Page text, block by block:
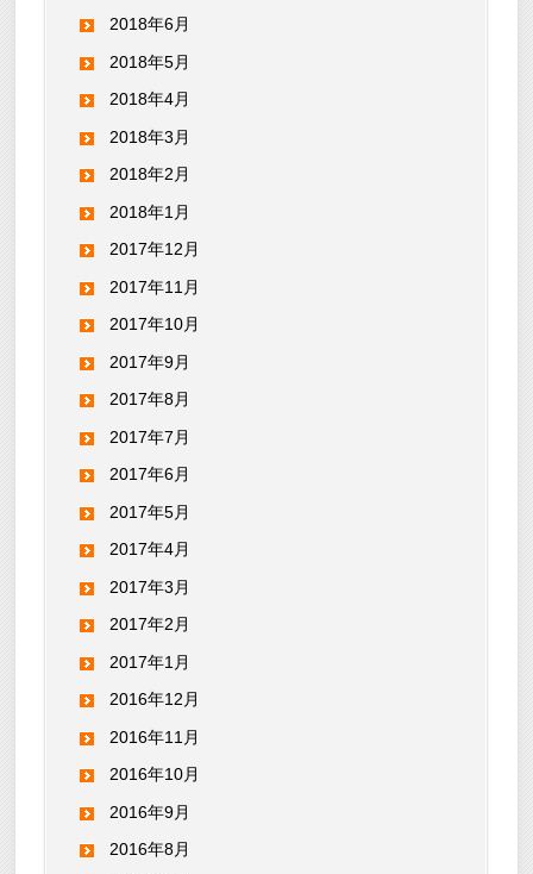
2018年6月
2018年5月
2018年4月
2018年3月
2018年2月
2018年1月
2017年12月
2017年11月
2017年10月
2017年9月
2017年8月
2017年7月
2017年6月
2017年5月
2017年4月
2017年3月
2017年2月
2017年1月
2016年12月
2016年11月
2016年10月
2016年9月
2016年8月